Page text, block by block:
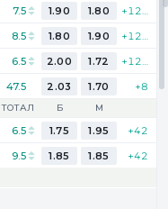
7.5 1.90 1.80
8.5 1.80 1.90
6.5 2.00 1.72
47.5 2.03 1.70 +8
ТОТАЛ Б М
6.5 1.75 1.95
+42
9.5 1.85 1.85 +42